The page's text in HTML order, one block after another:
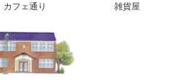
カフェ通り 雑貨屋